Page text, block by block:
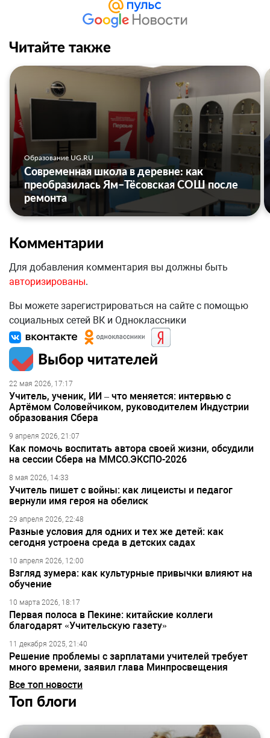
Читайте также
Образование UG.RU
Современная школа в деревне: как
преобразилась Ям–Тёсовская СОШ после
ремонта
Комментарии
Для добавления комментария вы должны быть
авторизированы.
Вы можете зарегистрироваться на сайте с помощью
социальных сетей ВК и Одноклассники
Выбор читателей
22 мая 2026, 17:17
Учитель, ученик, ИИ – что меняется: интервью с
Артёмом Соловейчиком, руководителем Индустрии
образования Сбера
9 апреля 2026, 21:07
Как помочь воспитать автора своей жизни, обсудили
на сессии Сбера на ММСО.ЭКСПО-2026
8 мая 2026, 14:33
Учитель пишет с войны: как лицеисты и педагог
вернули имя героя на обелиск
29 апреля 2026, 22:48
Разные условия для одних и тех же детей: как
сегодня устроена среда в детских садах
10 апреля 2026, 12:00
Взгляд зумера: как культурные привычки влияют на
обучение
10 марта 2026, 18:17
Первая полоса в Пекине: китайские коллеги
благодарят «Учительскую газету»
11 декабря 2025, 21:40
Решение проблемы с зарплатами учителей требует
много времени, заявил глава Минпросвещения
Все топ новости
Топ блоги